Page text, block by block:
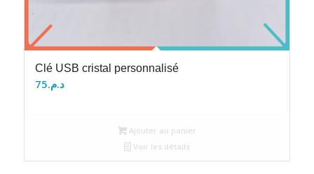
Clé USB cristal personnalisé
د.م.75
Ajouter au panier
Voir les détails